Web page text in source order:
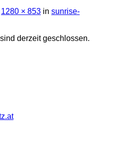
1280 × 853 in sunrise-
derzeit geschlossen.